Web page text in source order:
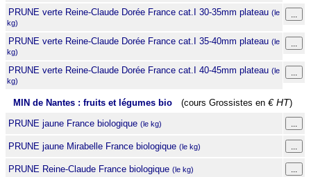
PRUNE verte Reine-Claude Dorée France cat.I 30-35mm plateau (le
kg)
PRUNE verte Reine-Claude Dorée France cat.I 35-40mm plateau (le
kg)
PRUNE verte Reine-Claude Dorée France cat.I 40-45mm plateau (le
kg)
MIN de Nantes : fruits et légumes bio (cours Grossistes en € HT)
PRUNE jaune France biologique (le kg)
PRUNE jaune Mirabelle France biologique (le kg)
PRUNE Reine-Claude France biologique (le kg)